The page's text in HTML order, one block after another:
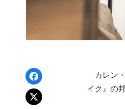
Facebookでシェア
xでポスト
カレン
イク』の